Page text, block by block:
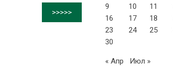
>>>>>
9
10 11
16
17 18
23
24 25
30
« Апр Июл »